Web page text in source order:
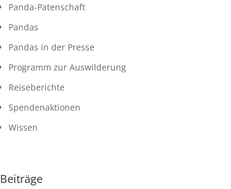
Panda-Patenschaft
Pandas
Pandas in der Presse
Programm zur Auswilderung
Reiseberichte
Spendenaktionen
Wissen
Beiträge